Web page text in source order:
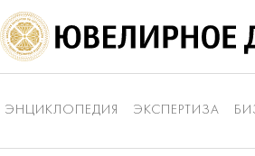
ЭНЦИКЛОПЕДИЯ ЭКСПЕРТИЗА